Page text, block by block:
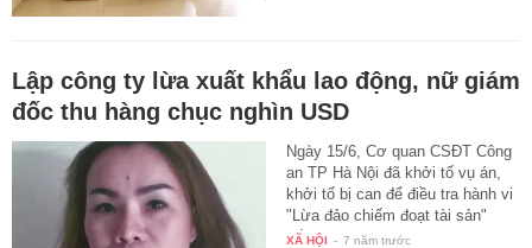
Lập công ty lừa xuất khẩu lao động, nữ giám
đốc thu hàng chục nghìn USD
Ngày 15/6, Cơ quan CSĐT Công
an TP Hà Nội đã khởi tố vụ án,
khởi tố bị can để điều tra hành vi
"Lừa đảo chiếm đoạt tài sản"
đối…
XÃ HỘI - 7 năm trước